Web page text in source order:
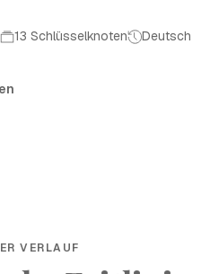
13 Schlüsselknoten Deutsch
VERLAUF